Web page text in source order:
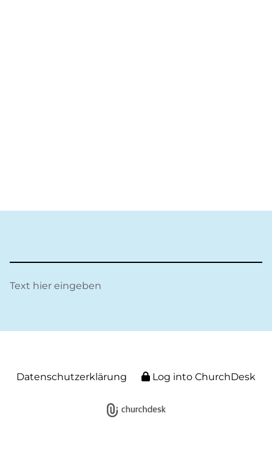
Text hier eingeben
Datenschutzerklärung Log into ChurchDesk